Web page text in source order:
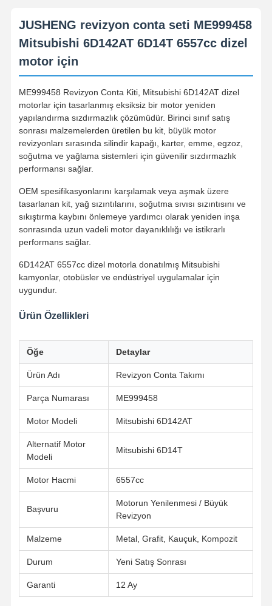
Hakkımızda
JUSHENG revizyon conta seti ME999458
Mitsubishi 6D142AT 6D14T 6557cc dizel
motor için
ME999458 Revizyon Conta Kiti, Mitsubishi 6D142AT dizel
motorlar için tasarlanmış eksiksiz bir motor yeniden
yapılandırma sızdırmazlık çözümüdür. Birinci sınıf satış
sonrası malzemelerden üretilen bu kit, büyük motor
revizyonları sırasında silindir kapağı, karter, emme, egzoz,
soğutma ve yağlama sistemleri için güvenilir sızdırmazlık
performansı sağlar.
OEM spesifikasyonlarını karşılamak veya aşmak üzere
tasarlanan kit, yağ sızıntılarını, soğutma sıvısı sızıntısını ve
sıkıştırma kaybını önlemeye yardımcı olarak yeniden inşa
sonrasında uzun vadeli motor dayanıklılığı ve istikrarlı
performans sağlar.
6D142AT 6557cc dizel motorla donatılmış Mitsubishi
kamyonlar, otobüsler ve endüstriyel uygulamalar için
uygundur.
Ürün Özellikleri
Öğe Detaylar
Ürün Adı Revizyon Conta Takımı
Parça Numarası ME999458
Motor Modeli Mitsubishi 6D142AT
Alternatif Motor
Modeli
Mitsubishi 6D14T
Motor Hacmi 6557cc
Başvuru
Motorun Yenilenmesi / Büyük
Revizyon
Malzeme Metal, Grafit, Kauçuk, Kompozit
Durum Yeni Satış Sonrası
Garanti 12 Ay